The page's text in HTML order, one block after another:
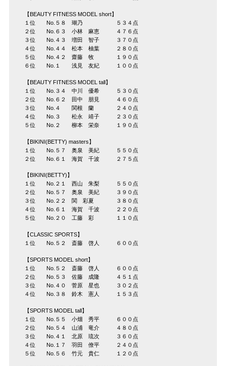
【BEAUTY FITNESS MODEL short】
１位 No.５８ 瑚乃 ５３４点
２位 No.６３ 小林 麻恵 ４７６点
３位 No.４３ 増田 智子 ３７０点
４位 No.４４ 松本 柚葉 ２８０点
５位 No.４２ 齋藤 牧 １９０点
６位 No.１ 浅見 友紀 １００点
【BEAUTY FITNESS MODEL tall】
１位 No.３４ 中川 優希 ５３０点
２位 No.６２ 田中 朋見 ４６０点
３位 No.４ 関根 蘭 ２４０点
４位 No.３ 松永 靖子 ２３０点
５位 No.２ 柳本 栄奈 １９０点
【BIKINI(BETTY) masters】
１位 No.５７ 奥泉 美紀 ５５０点
２位 No.６１ 海賀 千波 ２７５点
【BIKINI(BETTY)】
１位 No.２１ 西山 朱梨 ５５０点
２位 No.５７ 奥泉 美紀 ３９０点
３位 No.２２ 関 彩夏 ３８０点
４位 No.６１ 海賀 千波 ２２０点
５位 No.２０ 工藤 彩 １１０点
【CLASSIC SPORTS】
１位 No.５２ 斎藤 啓人 ６００点
【SPORTS MODEL short】
１位 No.５２ 斎藤 啓人 ６００点
２位 No.５３ 佐藤 成隆 ４５１点
３位 No.４０ 菅原 星也 ３０２点
４位 No.３８ 鈴木 憲人 １５３点
【SPORTS MODEL tall】
１位 No.５５ 小畑 秀平 ６００点
２位 No.５４ 山浦 竜介 ４８０点
３位 No.４１ 北原 琉次 ３６０点
４位 No.１７ 羽田 僚平 ２４０点
５位 No.５６ 竹元 貴仁 １２０点